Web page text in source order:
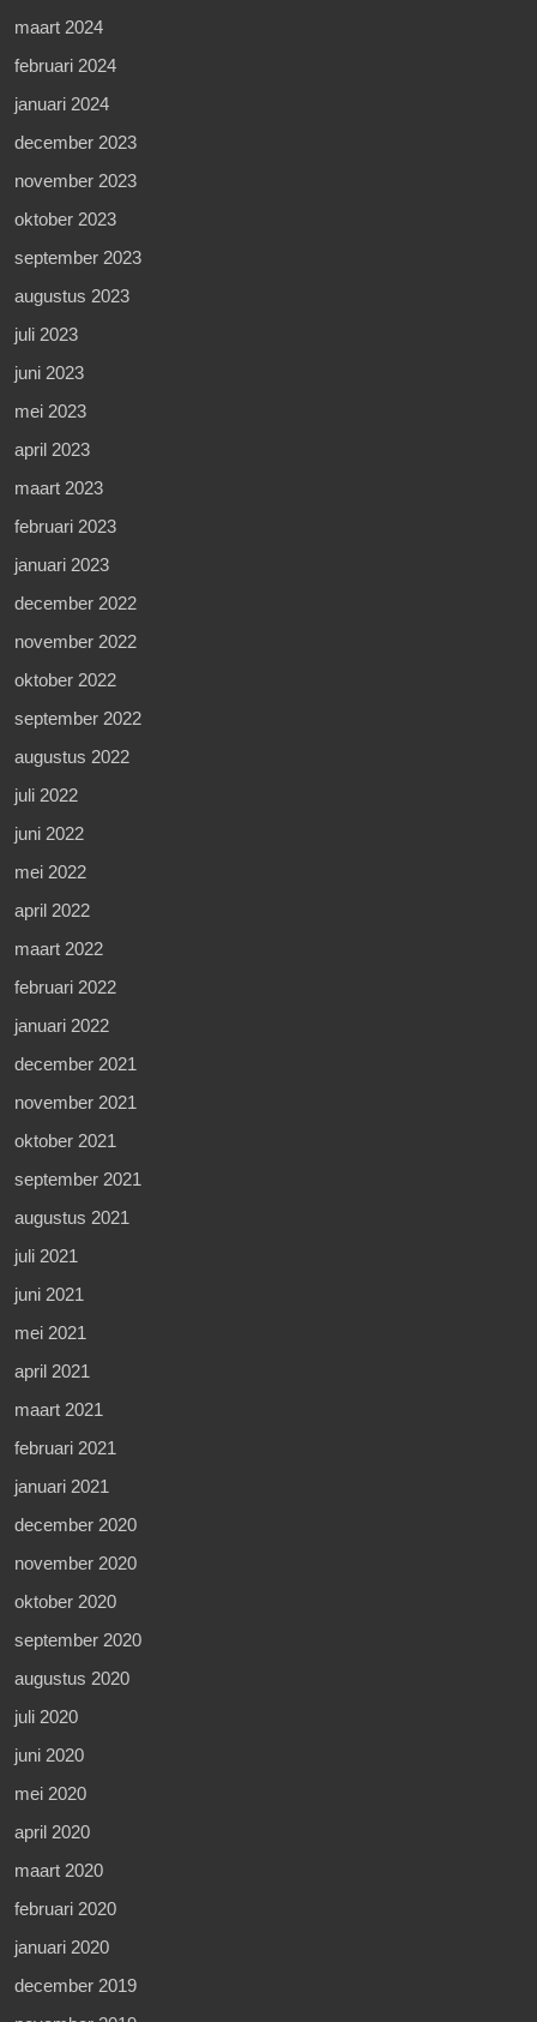
maart 2024
februari 2024
januari 2024
december 2023
november 2023
oktober 2023
september 2023
augustus 2023
juli 2023
juni 2023
mei 2023
april 2023
maart 2023
februari 2023
januari 2023
december 2022
november 2022
oktober 2022
september 2022
augustus 2022
juli 2022
juni 2022
mei 2022
april 2022
maart 2022
februari 2022
januari 2022
december 2021
november 2021
oktober 2021
september 2021
augustus 2021
juli 2021
juni 2021
mei 2021
april 2021
maart 2021
februari 2021
januari 2021
december 2020
november 2020
oktober 2020
september 2020
augustus 2020
juli 2020
juni 2020
mei 2020
april 2020
maart 2020
februari 2020
januari 2020
december 2019